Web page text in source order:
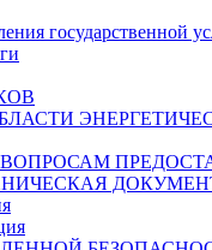
государственной